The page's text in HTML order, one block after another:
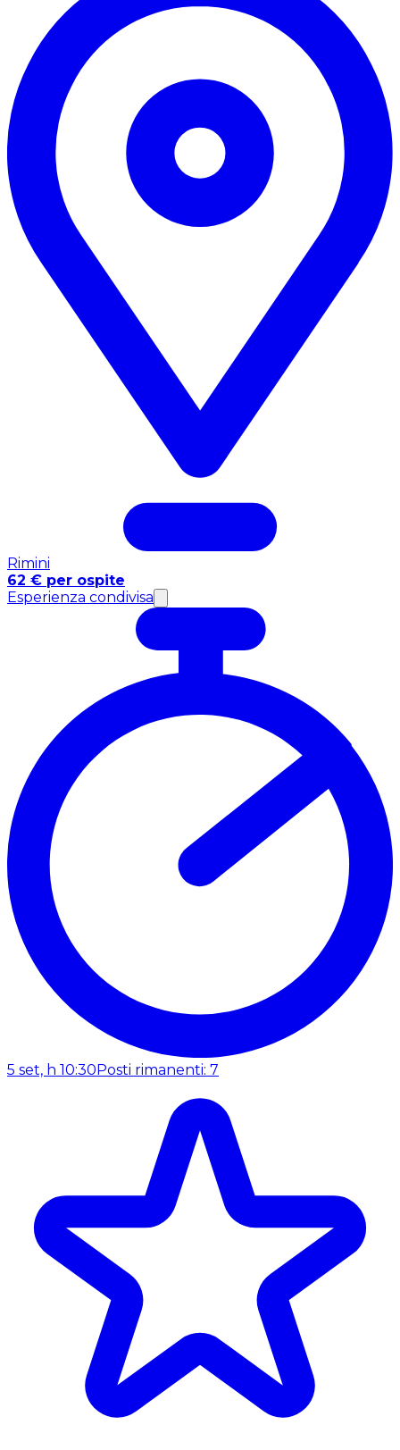
Rimini
62 € per ospite
Esperienza condivisa
5 set, h 10:30Posti rimanenti: 7